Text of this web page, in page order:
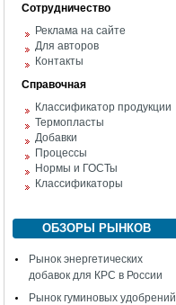
Сотрудничество
Реклама на сайте
Для авторов
Контакты
Справочная
Классификатор продукции
Термопласты
Добавки
Процессы
Нормы и ГОСТы
Классификаторы
ОБЗОРЫ РЫНКОВ
Рынок энергетических
добавок для КРС в России
Рынок гуминовых удобрений